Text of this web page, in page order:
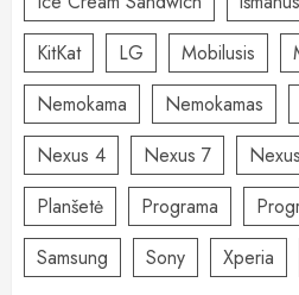
KitKat
LG Mobilusis
Nemokama
Nemokamas
Nexus 4
Nexus 7
Planšetė
Programa
Samsung
Sony Xperia